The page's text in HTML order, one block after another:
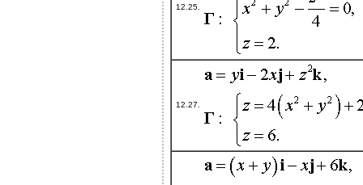
12.25.
12.27.